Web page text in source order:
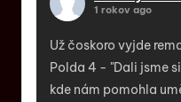
1 rokov ago
Už čoskoro vyjde
Polda 4 - "Dali jsme
kde nám pomohla